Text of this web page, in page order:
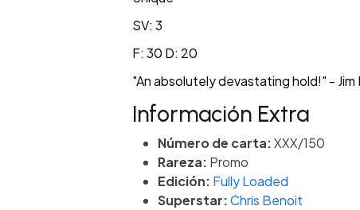
SV: 3
F: 30 D: 20
"An absolutely devastating hold!" - Jim
Información Extra
Número de carta:XXX/150
Rareza: Promo
Edición: Fully Loaded
Superstar:Chris Benoit